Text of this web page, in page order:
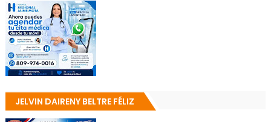
JELVIN DAIRENY BELTRE FÉLIZ